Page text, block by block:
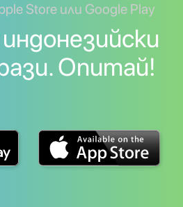
Store или Google Play
Опитай!